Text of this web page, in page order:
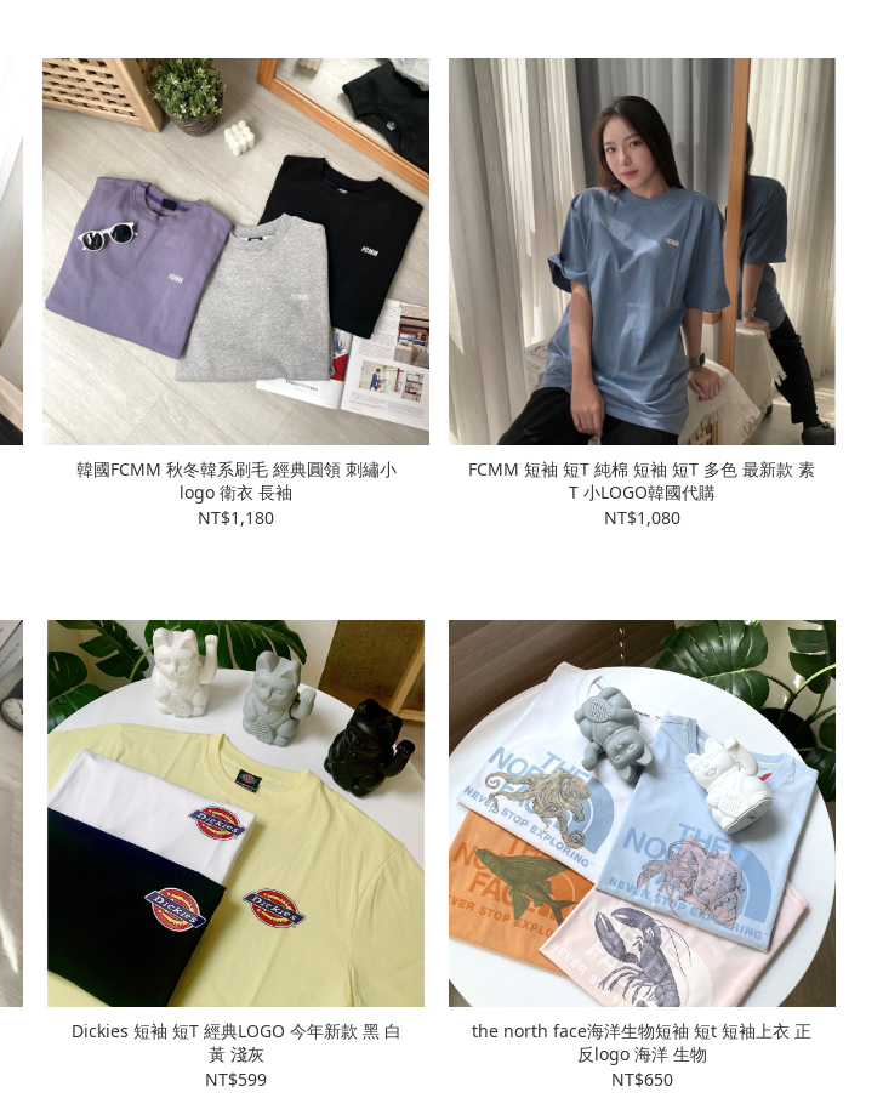
韓國FCMM 秋冬韓系刷毛 經典圓領 刺繡小
logo 衛衣 長袖
NT$1,180
FCMM 短袖 短T 純棉 短袖 短T 多色 最新款 素
T 小LOGO韓國代購
NT$1,080
Dickies 短袖 短T 經典LOGO 今年新款 黑 白
黃 淺灰
NT$599
the north face海洋生物短袖 短t 短袖上衣 正
反logo 海洋 生物
NT$650